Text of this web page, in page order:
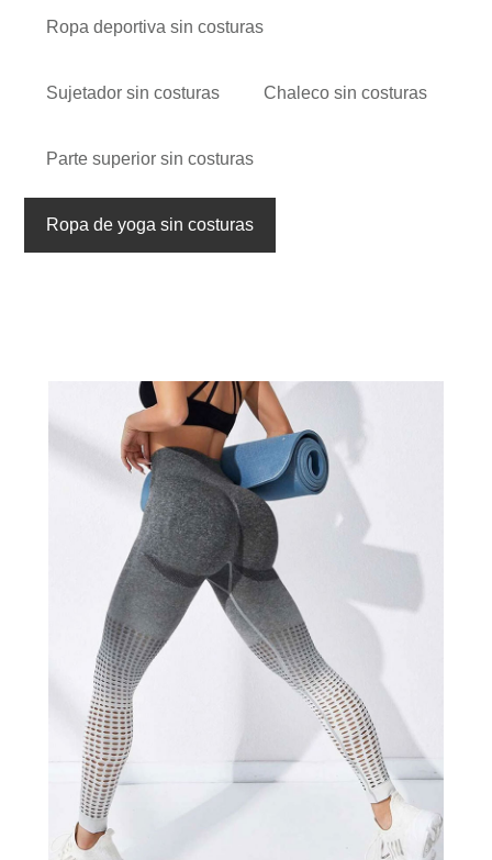
Ropa deportiva sin costuras
Sujetador sin costuras Chaleco sin costuras
Parte superior sin costuras
Ropa de yoga sin costuras